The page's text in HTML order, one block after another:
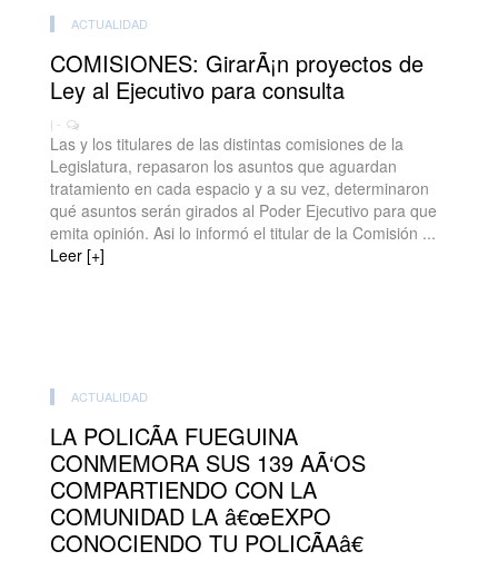
ACTUALIDAD
COMISIONES: GirarÃ¡n proyectos de
Ley al Ejecutivo para consulta
| -
Las y los titulares de las distintas comisiones de la
Legislatura, repasaron los asuntos que aguardan
tratamiento en cada espacio y a su vez, determinaron
qué asuntos serán girados al Poder Ejecutivo para que
emita opinión. Asi lo informó el titular de la Comisión ...
Leer [+]
ACTUALIDAD
LA POLICÃA FUEGUINA
CONMEMORA SUS 139 AÃ‘OS
COMPARTIENDO CON LA
COMUNIDAD LA â€œEXPO
CONOCIENDO TU POLICÃAâ€